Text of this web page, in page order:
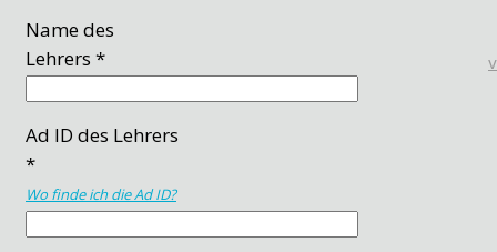
Name des
Lehrers *
Ad ID des Lehrers
*
Wo finde ich die Ad ID?